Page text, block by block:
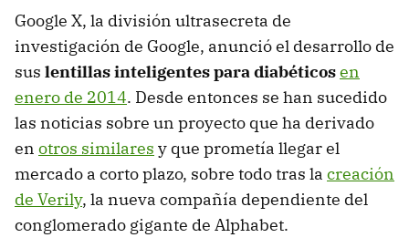
Google X, la división ultrasecreta de
investigación de Google, anunció el desarrollo de
sus lentillas inteligentes para diabéticosen
enero de 2014. Desde entonces se han sucedido
las noticias sobre un proyecto que ha derivado
en otros similares y que prometía llegar el
mercado a corto plazo, sobre todo tras la creación
de Verily, la nueva compañía dependiente del
conglomerado gigante de Alphabet.